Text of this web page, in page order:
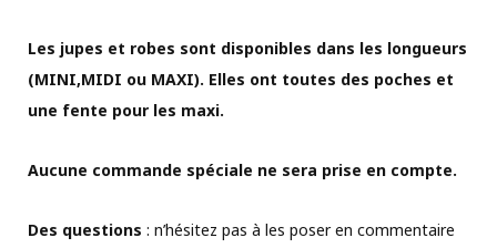
Les jupes et robes sont disponibles dans les longueurs
(MINI,MIDI ou MAXI). Elles ont toutes des poches et
une fente pour les maxi.
Aucune commande spéciale ne sera prise en compte.
Des questions : n’hésitez pas à les poser en commentaire